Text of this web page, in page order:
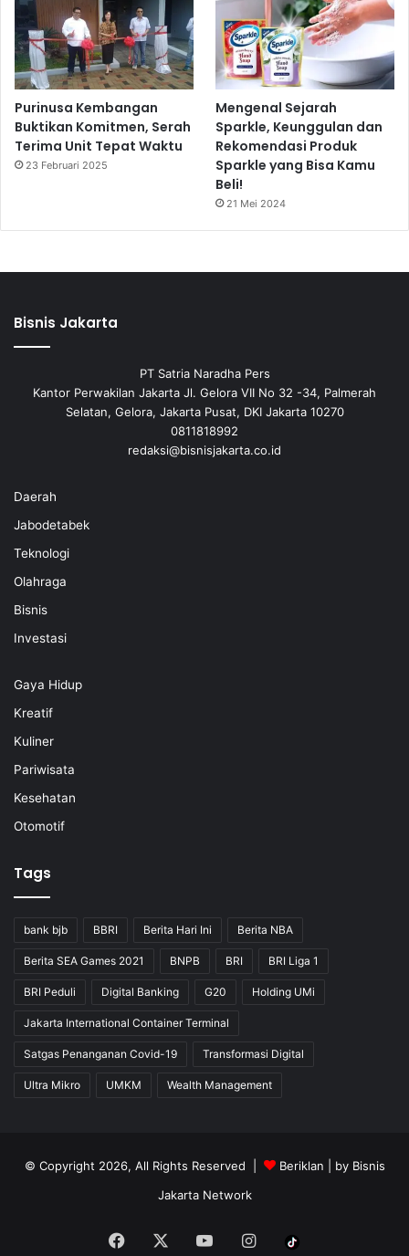
Purinusa Kembangan
Buktikan Komitmen, Serah
Terima Unit Tepat Waktu
23 Februari 2025
Mengenal Sejarah
Sparkle, Keunggulan dan
Rekomendasi Produk
Sparkle yang Bisa Kamu
Beli!
21 Mei 2024
Bisnis Jakarta
PT Satria Naradha Pers
Kantor Perwakilan Jakarta Jl. Gelora VII No 32 -34, Palmerah
Selatan, Gelora, Jakarta Pusat, DKI Jakarta 10270
0811818992
redaksi@bisnisjakarta.co.id
Daerah
Jabodetabek
Teknologi
Olahraga
Bisnis
Investasi
Gaya Hidup
Kreatif
Kuliner
Pariwisata
Kesehatan
Otomotif
Tags
bank bjb BBRI Berita Hari Ini Berita NBA
Berita SEA Games 2021 BNPB BRI BRI Liga 1
BRI Peduli Digital Banking G20 Holding UMi
Jakarta International Container Terminal
Satgas Penanganan Covid-19 Transformasi Digital
Ultra Mikro UMKM Wealth Management
© Copyright 2026, All Rights Reserved | Beriklan | by Bisnis
Jakarta Network
Facebook YouTubeInstagram